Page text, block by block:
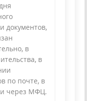
документов,
в
в
по почте, в
через МФЦ.